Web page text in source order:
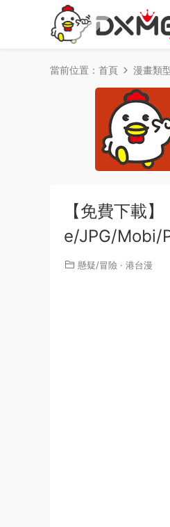
當前位置： 首頁 漫畫類
【免費下載
e/JPG/Mobi/
懸疑/冒險 · 港台漫